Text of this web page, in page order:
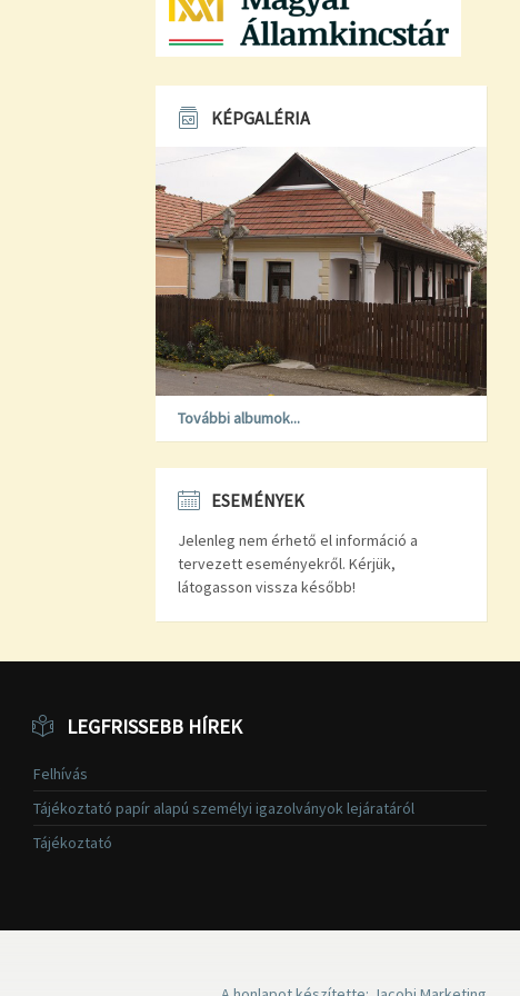
KÉPGALÉRIA
További albumok...
ESEMÉNYEK
Jelenleg nem érhető el információ a
tervezett eseményekről. Kérjük,
látogasson vissza később!
LEGFRISSEBB HÍREK
Felhívás
Tájékoztató papír alapú személyi igazolványok lejáratáról
Tájékoztató